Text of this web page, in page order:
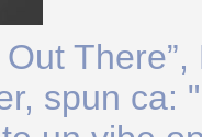
spun ca: